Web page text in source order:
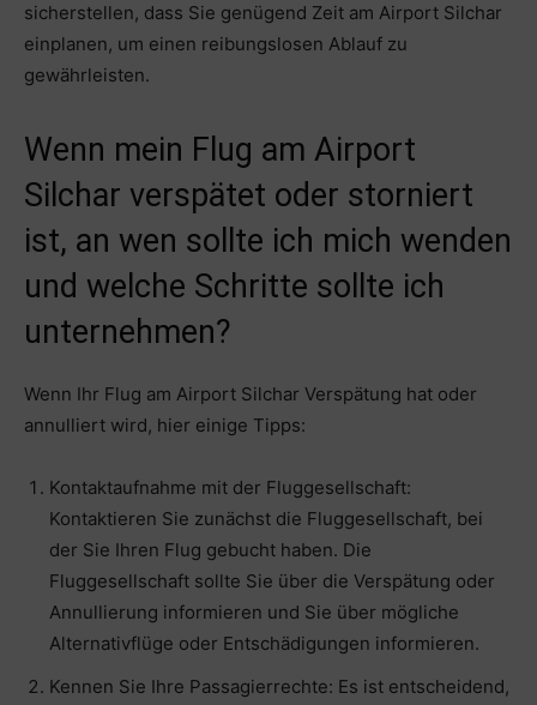
sicherstellen, dass Sie genügend Zeit am Airport Silchar
einplanen, um einen reibungslosen Ablauf zu
gewährleisten.
Wenn mein Flug am Airport
Silchar verspätet oder storniert
ist, an wen sollte ich mich wenden
und welche Schritte sollte ich
unternehmen?
Wenn Ihr Flug am Airport Silchar Verspätung hat oder
annulliert wird, hier einige Tipps:
Kontaktaufnahme mit der Fluggesellschaft:
Kontaktieren Sie zunächst die Fluggesellschaft, bei
der Sie Ihren Flug gebucht haben. Die
Fluggesellschaft sollte Sie über die Verspätung oder
Annullierung informieren und Sie über mögliche
Alternativflüge oder Entschädigungen informieren.
Kennen Sie Ihre Passagierrechte: Es ist entscheidend,